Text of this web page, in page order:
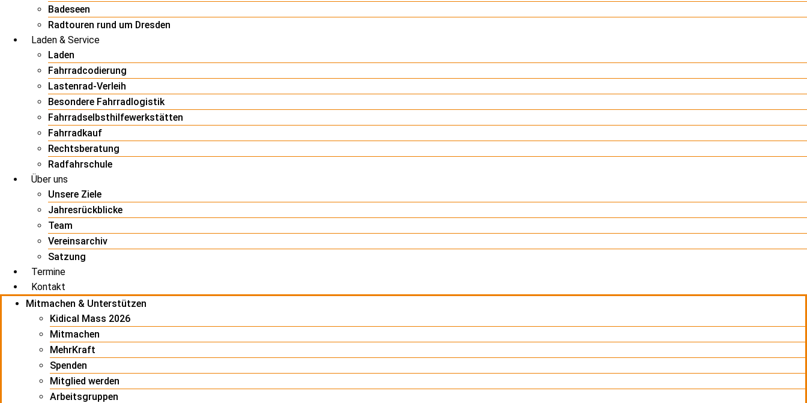
Badeseen
Radtouren rund um Dresden
Laden & Service
Laden
Fahrradcodierung
Lastenrad-Verleih
Besondere Fahrradlogistik
Fahrradselbsthilfewerkstätten
Fahrradkauf
Rechtsberatung
Radfahrschule
Über uns
Unsere Ziele
Jahresrückblicke
Team
Vereinsarchiv
Satzung
Termine
Kontakt
Mitmachen & Unterstützen
Kidical Mass 2026
Mitmachen
MehrKraft
Spenden
Mitglied werden
Arbeitsgruppen